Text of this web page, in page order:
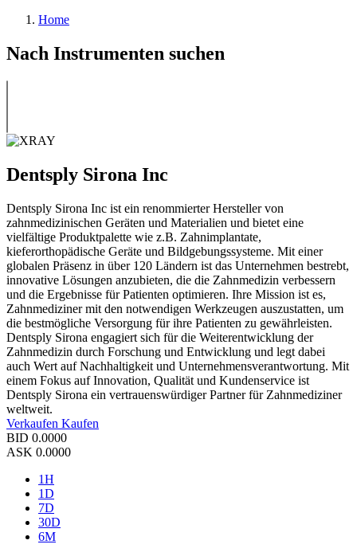
Home
Nach Instrumenten suchen
Dentsply Sirona Inc
Dentsply Sirona Inc ist ein renommierter Hersteller von
zahnmedizinischen Geräten und Materialien und bietet eine
vielfältige Produktpalette wie z.B. Zahnimplantate,
kieferorthopädische Geräte und Bildgebungssysteme. Mit einer
globalen Präsenz in über 120 Ländern ist das Unternehmen bestrebt,
innovative Lösungen anzubieten, die die Zahnmedizin verbessern
und die Ergebnisse für Patienten optimieren. Ihre Mission ist es,
Zahnmediziner mit den notwendigen Werkzeugen auszustatten, um
die bestmögliche Versorgung für ihre Patienten zu gewährleisten.
Dentsply Sirona engagiert sich für die Weiterentwicklung der
Zahnmedizin durch Forschung und Entwicklung und legt dabei
auch Wert auf Nachhaltigkeit und Unternehmensverantwortung. Mit
einem Fokus auf Innovation, Qualität und Kundenservice ist
Dentsply Sirona ein vertrauenswürdiger Partner für Zahnmediziner
weltweit.
Verkaufen Kaufen
BID 0.0000
ASK 0.0000
1H
1D
7D
30D
6M